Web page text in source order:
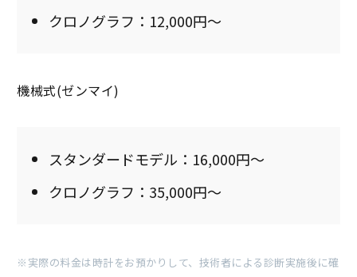
クロノグラフ：12,000円～
機械式(ゼンマイ)
スタンダードモデル：16,000円～
クロノグラフ：35,000円～
※実際の料金は時計をお預かりして、技術者による診断実施後に確